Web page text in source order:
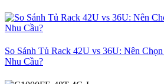
So Sánh Tủ Rack 42U vs 36U: Nên
Nhu Cầu?